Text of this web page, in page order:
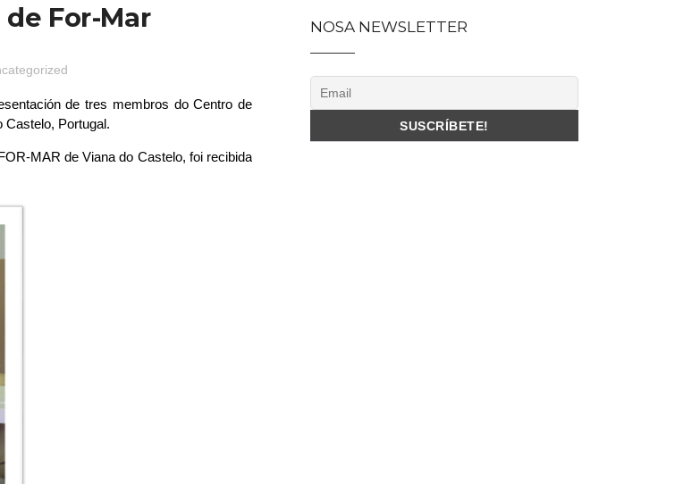
For-Mar
de tres membros do Centro de
Portugal.
MAR de Viana do Castelo, foi recibida
NOSA NEWSLETTER